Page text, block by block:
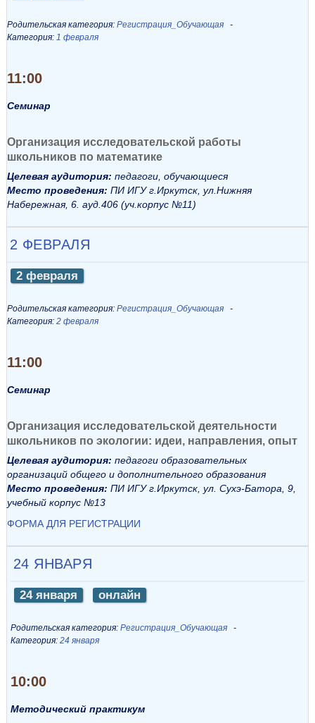
Родительская категория: Регистрация_Обучающая
Категория: 1 февраля
11:00
Семинар
Организация исследовательской работы
школьников по математике
Целевая аудитория: педагоги, обучающиеся
Место проведения: ПИ ИГУ г.Иркутск, ул.Нижняя
Набережная, 6. ауд.406 (уч.корпус №11)
2 ФЕВРАЛЯ
2 февраля
Родительская категория: Регистрация_Обучающая
Категория: 2 февраля
11:00
Семинар
Организация исследовательской деятельности
школьников по экологии: идеи, направления, опыт
Целевая аудитория: педагоги образовательных
организаций общего и дополнительного образования
Место проведения: ПИ ИГУ г.Иркутск, ул. Сухэ-Батора, 9,
учебный корпус №13
ФОРМА ДЛЯ РЕГИСТРАЦИИ
24 ЯНВАРЯ
24 января онлайн
Родительская категория: Регистрация_Обучающая
Категория: 24 января
10:00
Методический практикум